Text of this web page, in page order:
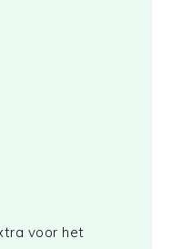
voor het